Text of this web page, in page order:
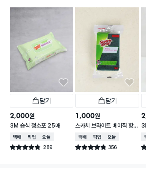
담기
2,000원
3M 습식 청소포 25매
택배배송매장픽업오늘배송
별점 4.8점 289
건 작성
담기
1,000원
스카치 브라이트 베이직 항
균스펀지 다목적 수세미 1P
택배배송매장픽업오늘배송
별점 4.8점 356
건 작성